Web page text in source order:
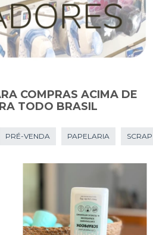
COMPRAS ACIMA DE
TODO BRASIL
PRÉ-VENDA PAPELARIA